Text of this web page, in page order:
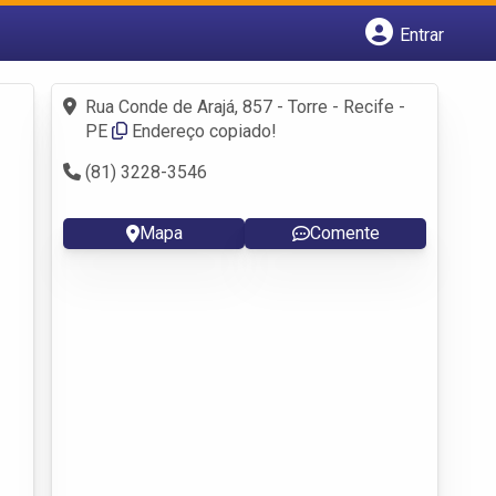
Entrar
Fazer login
Criar conta
Rua Conde de Arajá, 857 - Torre - Recife -
PE
Endereço copiado!
(81) 3228-3546
Mapa Comente